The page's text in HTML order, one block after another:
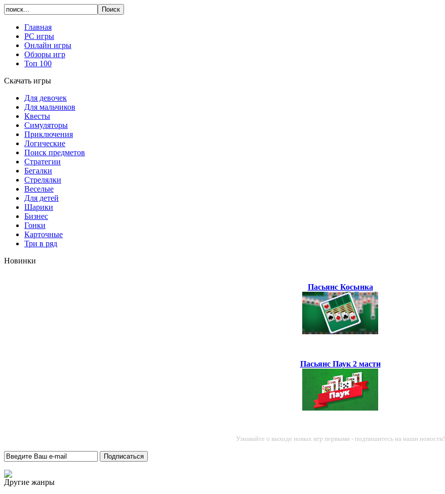
Главная
PC игры
Онлайн игры
Обзоры игр
Топ 100
Скачать игры
Для девочек
Для мальчиков
Квесты
Симуляторы
Приключения
Логические
Поиск предметов
Стратегии
Бегалки
Стрелялки
Веселые
Для детей
Шарики
Бизнес
Гонки
Карточные
Три в ряд
Новинки
Пасьянс Косынка
Пасьянс Паук 2 масти
Узнавайте о выходе новых игр первыми - подпишитесь на наши новости!
Другие жанры